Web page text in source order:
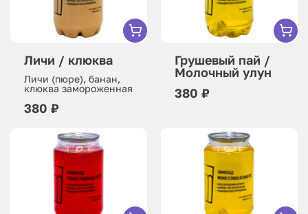
Личи / клюква
Личи (пюре), банан,
клюква замороженная
380 ₽
Грушевый пай /
Молочный улун
380 ₽